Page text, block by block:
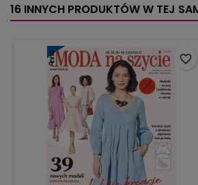
16 INNYCH PRODUKTÓW W TEJ
favorite_border